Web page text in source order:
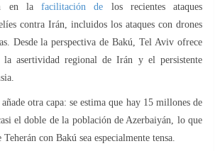
en lafacilitación de los recientes ataques
contra Irán, incluidos los ataques con drones
Desde la perspectiva de Bakú, Tel Aviv ofrece
asertividad regional de Irán y el persistente
otra capa: se estima que hay 15 millones de
el doble de la población de Azerbaiyán, lo que
con Bakú sea especialmente tensa.